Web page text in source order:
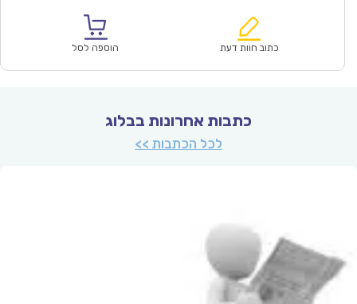
₪100.00.
הוא:
כתוב חוות דעת הוספה לסל
כתבות אחרונות בבלוג
לכל הכתבות >>